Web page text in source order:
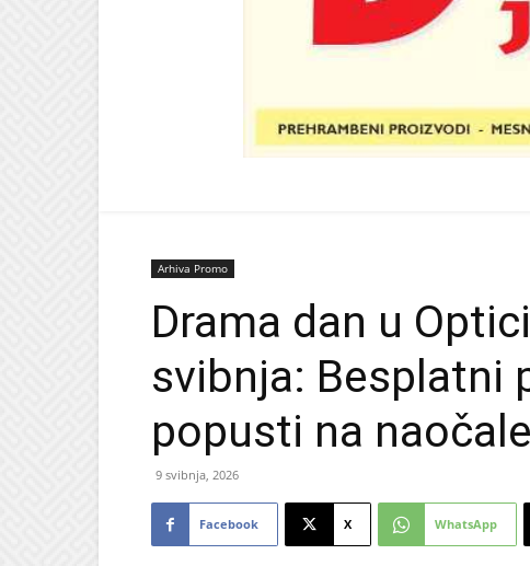
Arhiva Promo
Drama dan u
svibnja: Besplatni
popusti na
9 svibnja, 2026
Facebook X WhatsApp